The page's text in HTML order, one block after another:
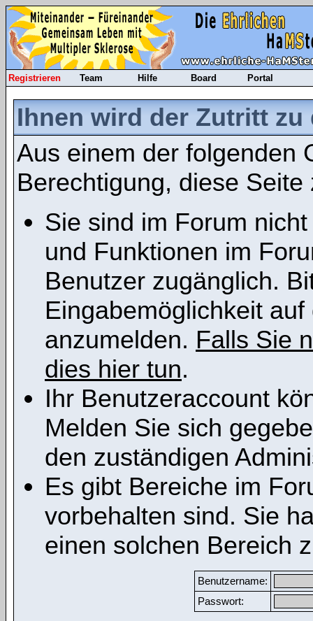
Registrieren Team Hilfe Board Portal
Ihnen wird der Zutritt
Aus einem der folgenden
Berechtigung, diese Seite
Sie sind im Forum
und Funktionen im
Benutzer zugänglich.
Eingabemöglichkeit
anzumelden. Falls Sie
dies hier tun.
Ihr Benutzeraccount
Melden Sie sich
den zuständigen
Es gibt Bereiche im
vorbehalten sind. Sie
einen solchen Bereich
Benutzername:
Passwort: